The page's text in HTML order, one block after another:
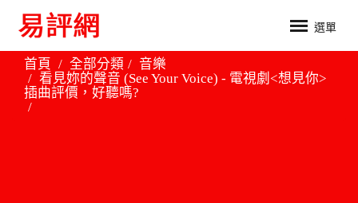
選單
首頁 全部分類
音樂
看見妳的聲音 (See Your Voice) - 電視劇<想見你>
插曲評價，好聽嗎?